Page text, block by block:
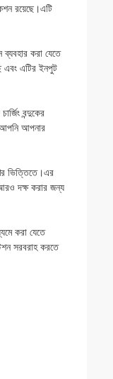
রয়েছে।এটি
ব্যবহার করা যেতে
এবং এটির ইনপুট
বন্দুকের
আপনি আপনার
ভিত্তিতে।এর
আরও দক্ষ করার জন্য
করা যেতে
সরবরাহ করতে